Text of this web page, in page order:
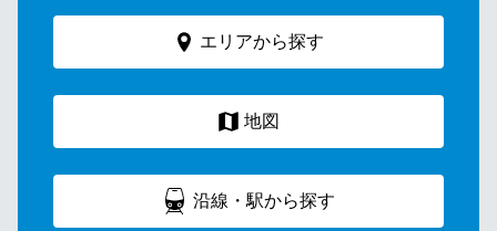
エリアから探す
地図
沿線・駅から探す